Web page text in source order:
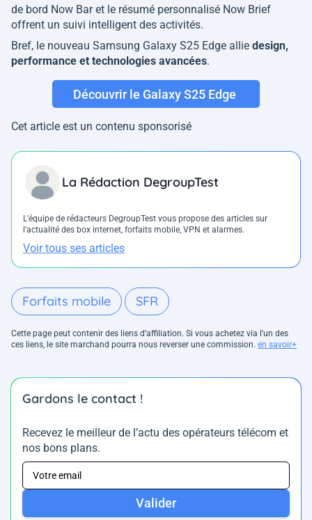
de bord Now Bar et le résumé personnalisé Now Brief
offrent un suivi intelligent des activités.
Bref, le nouveau Samsung Galaxy S25 Edge allie design,
performance et technologies avancées.
Découvrir le Galaxy S25 Edge
Cet article est un contenu sponsorisé
La Rédaction DegroupTest
L'équipe de rédacteurs DegroupTest vous propose des articles sur
l'actualité des box internet, forfaits mobile, VPN et alarmes.
Voir tous ses articles
Forfaits mobile SFR
Cette page peut contenir des liens d’affiliation. Si vous achetez via l'un des
ces liens, le site marchand pourra nous reverser une commission. en savoir+
Gardons le contact !
Recevez le meilleur de l’actu des opérateurs télécom et
nos bons plans.
Valider